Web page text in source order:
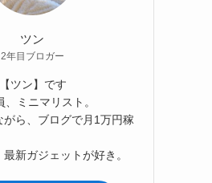
ツン
2年目ブロガー
ツン】です
ミニマリスト。
がら、ブログで月1万円稼
新ガジェットが好き。